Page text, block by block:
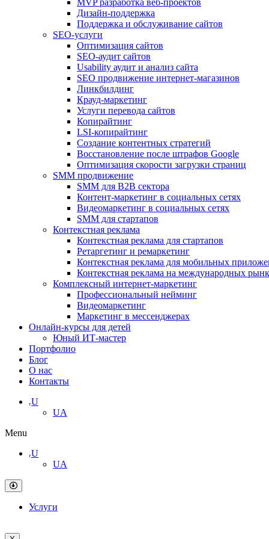
MVP разработка веб-проектов
Дизайн-поддержка
Поддержка и обслуживание сайтов
SEO-услуги
Оптимизация сайтов
SEO-аудит сайтов
Usability аудит и анализ сайта
SEO продвижение интернет-магазинов
Линкбилдинг
Крауд-маркетинг
Услуги перевода сайтов
Копирайтинг
LSI-копирайтинг
Создание контентных стратегий
Восстановление после штрафов Google
Оптимизация скорости загрузки страниц
SMM продвижение
SMM для B2B сектора
Контент-маркетинг в социальных сетях
Видеомаркетинг в социальных сетях
SMM для стартапов
Контекстная реклама
Контекстная реклама для стартапов
Ретаргетинг и ремаркетинг
Контекстная реклама для мобильных
Контекстная реклама на международных
Комплексный интернет-маркетинг
Профессиональный нейминг
Видеомаркетинг
Маркетинг в мессенджерах
Онлайн-курсы для детей
Юный ИТ-мастер
Портфолио
Блог
О нас
Контакты
ᵣU
UA
Menu
ᵣU
UA
Услуги